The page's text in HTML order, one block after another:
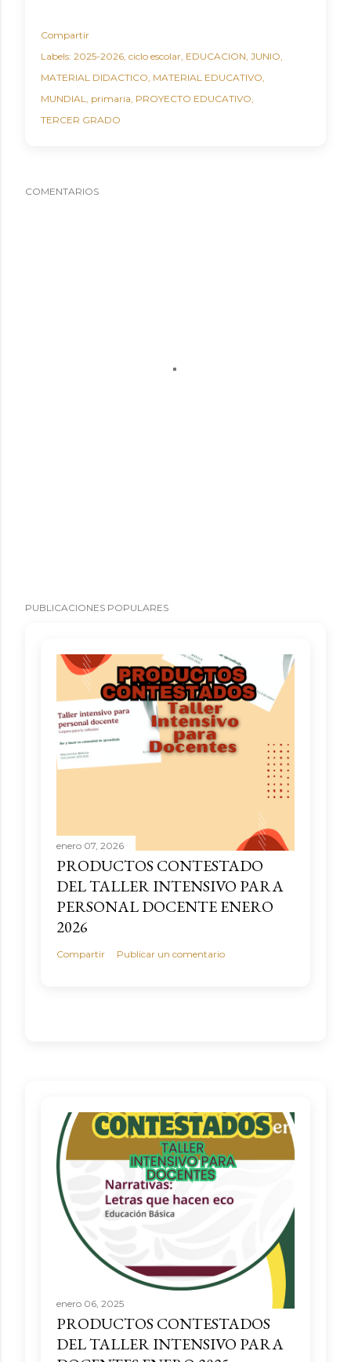
Compartir
Labels: 2025-2026 ciclo escolar EDUCACION JUNIO
MATERIAL DIDACTICO MATERIAL EDUCATIVO
MUNDIAL
primaria PROYECTO EDUCATIVO
TERCER GRADO
COMENTARIOS
PUBLICACIONES POPULARES
enero 07, 2026
PRODUCTOS CONTESTADO
DEL TALLER INTENSIVO PARA
PERSONAL DOCENTE ENERO
2026
Compartir Publicar un comentario
enero 06, 2025
PRODUCTOS CONTESTADOS
DEL TALLER INTENSIVO PARA